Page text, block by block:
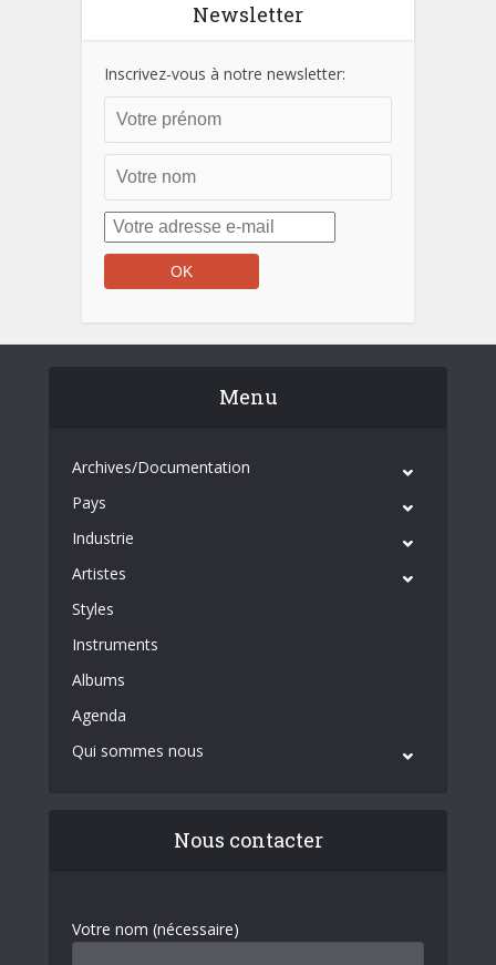
Newsletter
Inscrivez-vous à notre newsletter:
Menu
Archives/Documentation
Pays
Industrie
Artistes
Styles
Instruments
Albums
Agenda
Qui sommes nous
Nous contacter
Votre nom (nécessaire)